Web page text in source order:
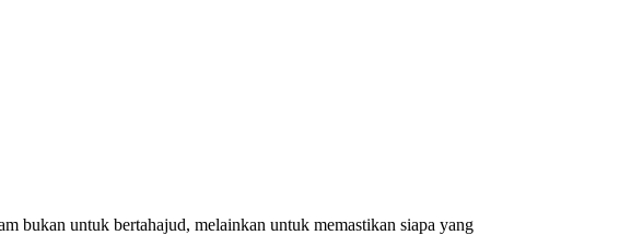
bukan untuk bertahajud, melainkan untuk memastikan siapa yang